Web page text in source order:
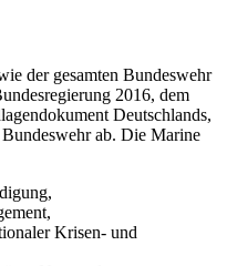
der gesamten Bundeswehr
2016, dem
Deutschlands,
ab. Die Marine
Krisen- und